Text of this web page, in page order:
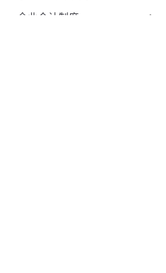
企业会计制度